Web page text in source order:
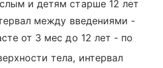
и детям старше 12 лет
между введениями -
от 3 мес до 12 лет - по
тела, интервал